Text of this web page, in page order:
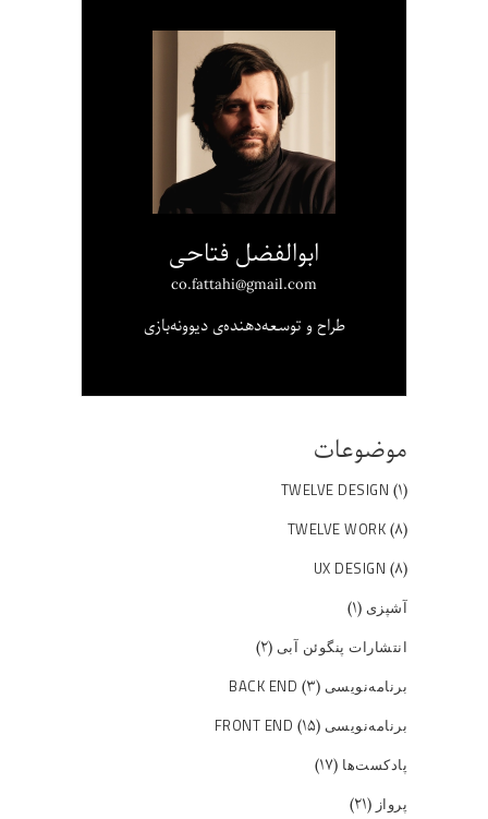
ابوالفضل فتاحی
co.fattahi@gmail.com
طراح و توسعه‌دهنده‌ی دیوونه‌بازی
موضوعات
TWELVE DESIGN (۱)
TWELVE WORK (۸)
UX DESIGN (۸)
آشپزی (۱)
انتشارات پنگوئن آبی (۲)
برنامه‌نویسی BACK END (۳)
برنامه‌نویسی FRONT END (۱۵)
پادکست‌ها (۱۷)
پرواز (۲۱)